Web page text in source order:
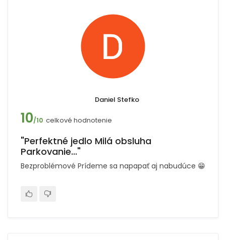
Daniel Stefko
10/10 celkové hodnotenie
"Perfektné jedlo Milá obsluha
Parkovanie..."
Bezproblémové Prídeme sa napapať aj nabudúce 😁